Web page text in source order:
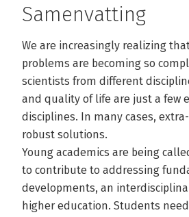
Samenvatting
We are increasingly realizing
problems are becoming so
scientists from different
and quality of life are just a few
disciplines. In many cases,
robust solutions.
Young academics are being
to contribute to addressing
developments, an
higher education. Students